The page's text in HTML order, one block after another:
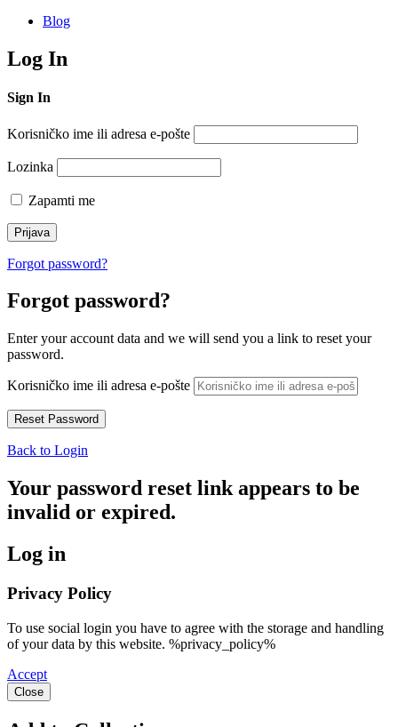
Blog
Log In
Sign In
Korisničko ime ili adresa e-pošte
Lozinka
Zapamti me
Forgot password?
Forgot password?
Enter your account data and we will send you a link to reset your
password.
Korisničko ime ili adresa e-pošte
Back to Login
Your password reset link appears to be
invalid or expired.
Log in
Privacy Policy
To use social login you have to agree with the storage and handling
of your data by this website. %privacy_policy%
Accept
Close